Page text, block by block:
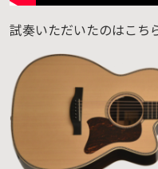
試奏いただいたのはこち